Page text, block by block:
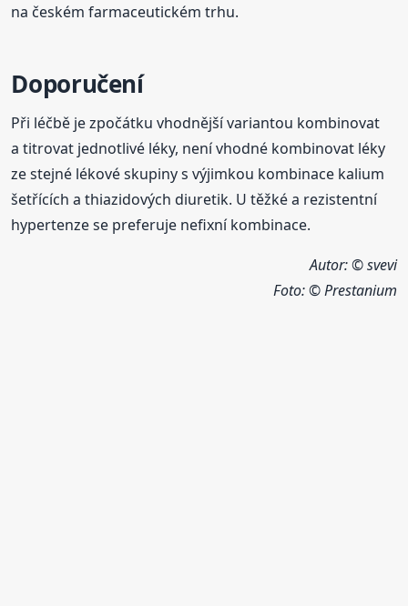
na českém farmaceutickém trhu.
Doporučení
Při léčbě je zpočátku vhodnější variantou kombinovat
a titrovat jednotlivé léky, není vhodné kombinovat léky
ze stejné lékové skupiny s výjimkou kombinace kalium
šetřících a thiazidových diuretik. U těžké a rezistentní
hypertenze se preferuje nefixní kombinace.
Autor: © svevi
Foto:© Prestanium